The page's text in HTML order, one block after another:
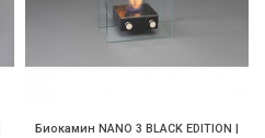
Биокамин NANO 3 BLACK EDITION |